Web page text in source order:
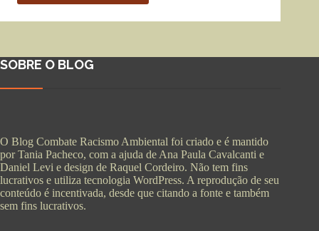
SOBRE O BLOG
O Blog Combate Racismo Ambiental foi criado e é mantido
por Tania Pacheco, com a ajuda de Ana Paula Cavalcanti e
Daniel Levi e design de Raquel Cordeiro. Não tem fins
lucrativos e utiliza tecnologia WordPress. A reprodução de seu
conteúdo é incentivada, desde que citando a fonte e também
sem fins lucrativos.